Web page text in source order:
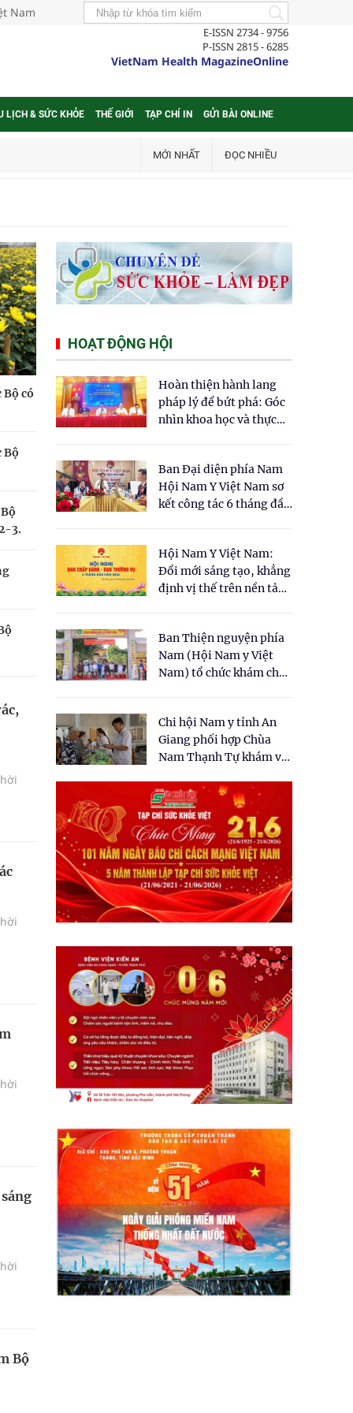
Nam
E-ISSN 2734 - 9756
P-ISSN 2815 - 6285
VietNam Health MagazineOnline
LỊCH & SỨC KHỎE THẾ GIỚI TẠP CHÍ IN GỬI BÀI ONLINE
MỚI NHẤT ĐỌC NHIỀU
có
Bộ
3.
Bộ
HOẠT ĐỘNG HỘI
Hoàn thiện hành lang
pháp lý để bứt phá: Góc
nhìn khoa học và thực
cho Luật Y dược cổ
truyền Việt Nam"
Ban Đại diện phía Nam
Hội Nam Y Việt Nam sơ
kết công tác 6 tháng đầu
Hội Nam Y Việt Nam:
Đổi mới sáng tạo, khẳng
định vị thế trên nền tảng
Ban Thiện nguyện phía
Nam (Hội Nam y Việt
Nam) tổ chức khám chữa
dân tại xã Tân Tập
Chi hội Nam y tỉnh An
Giang phối hợp Chùa
Nam Thạnh Tự khám và
nhân dân